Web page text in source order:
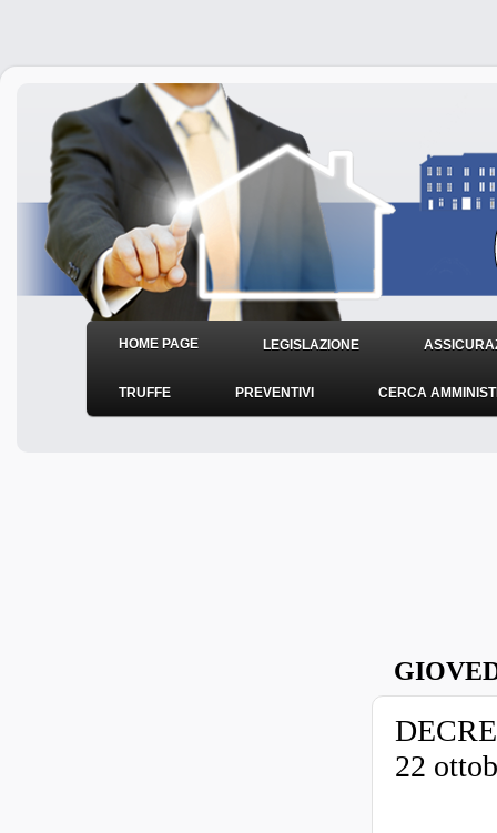
HOME PAGE LEGISLAZIONE
TRUFFE PREVENTIVI CERCA
22